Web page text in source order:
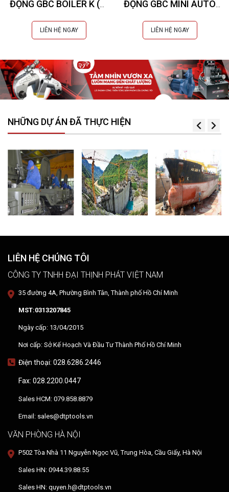
ĐỘNG GBC BOILER K (Øi
LIÊN HỆ NGAY
ĐỘNG GBC MINI AUTO
mm)
LIÊN HỆ NGAY
NHỮNG DỰ ÁN ĐÃ THỰC HIỆN
LIÊN HỆ CHÚNG TÔI
CÔNG TY TNHH ĐẠI THỊNH PHÁT VIỆT NAM
35 đường 4A, Phường Bình Tân, Thành phố Hồ Chí Minh
MST:0313207845
Ngày cấp: 13/04/2015
Nơi cấp: Sở Kế Hoạch Và Đầu Tư Thành Phố Hồ Chí Minh
Điện thoại: 028.6286.2446
Fax: 028.2200.0447
Sales HCM: 079.858.8879
Email: sales@dtptools.vn
VĂN PHÒNG HÀ NỘI
P502 Tòa Nhà 11 Nguyễn Ngọc Vũ, Trung Hòa, Cầu Giấy, Hà Nội
Sales HN: 0944.39.88.55
Sales HN: quyen.h@dtptools.vn